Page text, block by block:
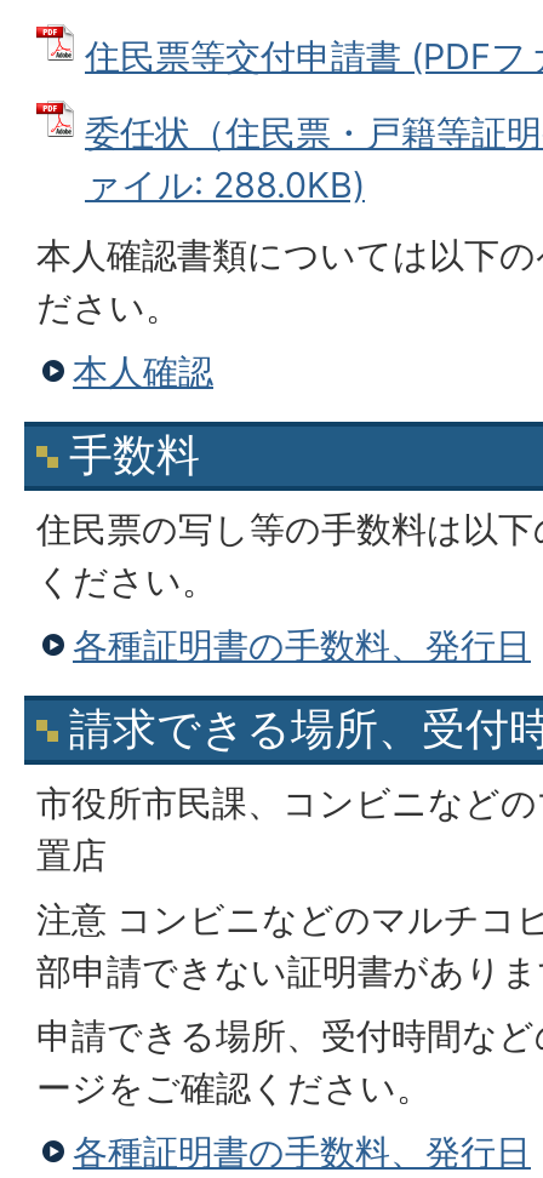
住民票等交付申請書 (PDF
委任状（住民票・戸籍等証
ァイル: 288.0KB)
本人確認書類については以下
ださい。
本人確認
手数料
住民票の写し等の手数料は以
ください。
各種証明書の手数料、発行日
請求できる場所、受付
市役所市民課、コンビニなど
置店
注意 コンビニなどのマルチコ
部申請できない証明書があり
申請できる場所、受付時間な
ージをご確認ください。
各種証明書の手数料、発行日